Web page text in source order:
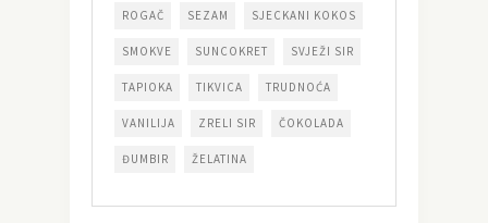
ROGAČ SEZAM SJECKANI KOKOS
SMOKVE SUNCOKRET SVJEŽI SIR
TAPIOKA TIKVICA TRUDNOĆA
VANILIJA ZRELI SIR ČOKOLADA
ĐUMBIR ŽELATINA